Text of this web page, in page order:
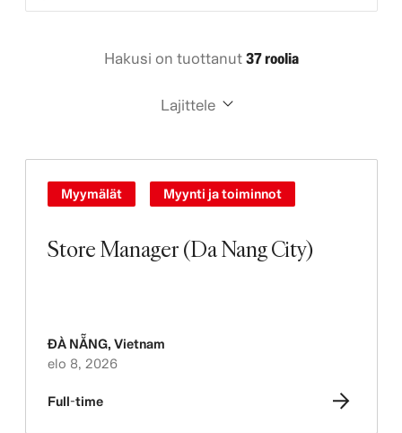
Hakusi on tuottanut 37 roolia
Lajittele
Store Manager (Da Nang City)
Myymälät Myynti ja toiminnot
ĐÀ NẴNG, Vietnam
elo 8, 2026
Full-time